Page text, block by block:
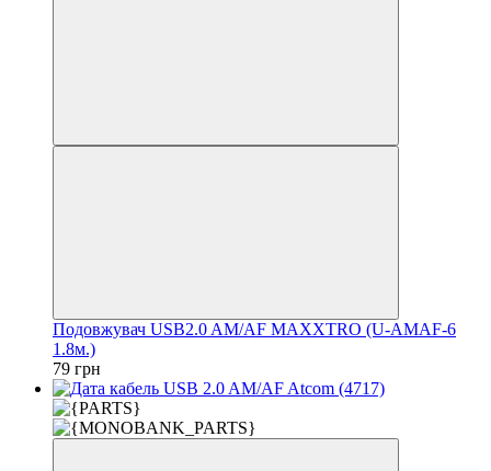
Подовжувач USB2.0 AM/AF MAXXTRO (U-AMAF-6
1.8м.)
79 грн